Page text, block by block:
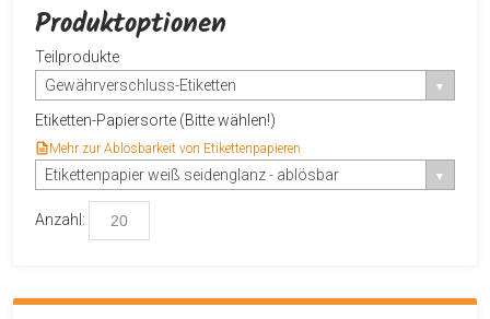
Produktoptionen
Teilprodukte
Gewährverschluss-Etiketten
Etiketten-Papiersorte (Bitte wählen!)
Mehr zur Ablösbarkeit von Etikettenpapieren
Etikettenpapier weiß seidenglanz - ablösbar
Anzahl: